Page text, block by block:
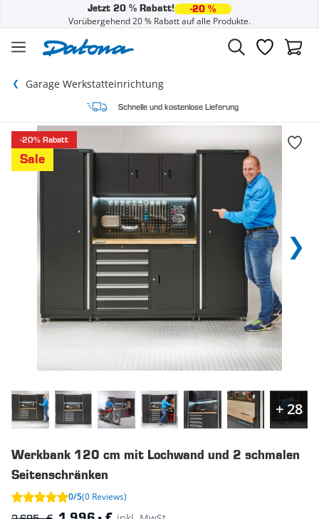
Jetzt 20 % Rabatt! -20 %
Vorübergehend 20 % Rabatt auf alle Produkte.
Garage Werkstatteinrichtung
Schnelle und kostenlose Lieferung
-20% Rabatt
Sale
+ 28
Werkbank 120 cm mit Lochwand und 2 schmalen
Seitenschränken
0/5(0 Reviews)